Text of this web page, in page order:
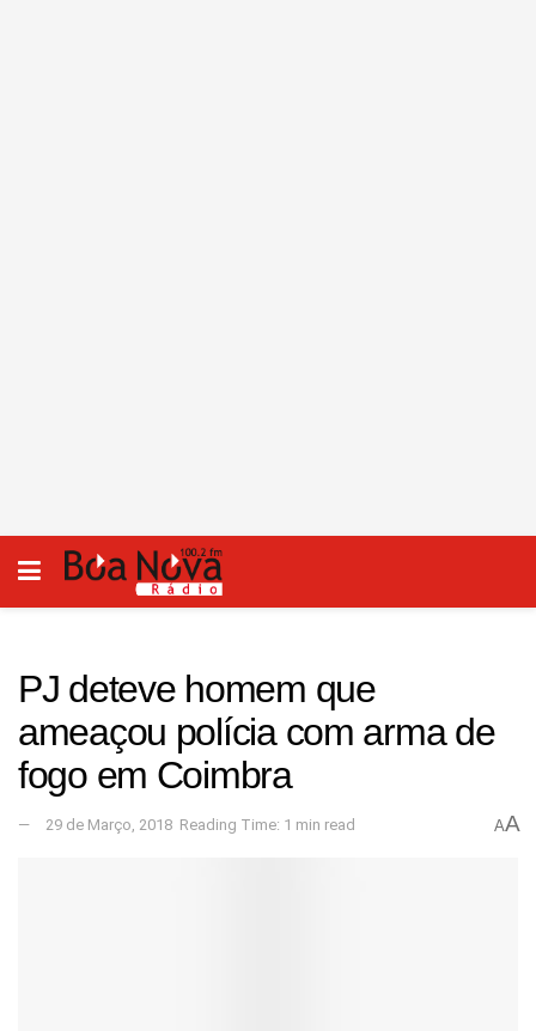
PJ deteve homem que
ameaçou polícia com arma de
fogo em Coimbra
29 de Março, 2018 Reading Time: 1 min read AA